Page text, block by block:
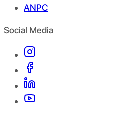
ANPC
Social Media